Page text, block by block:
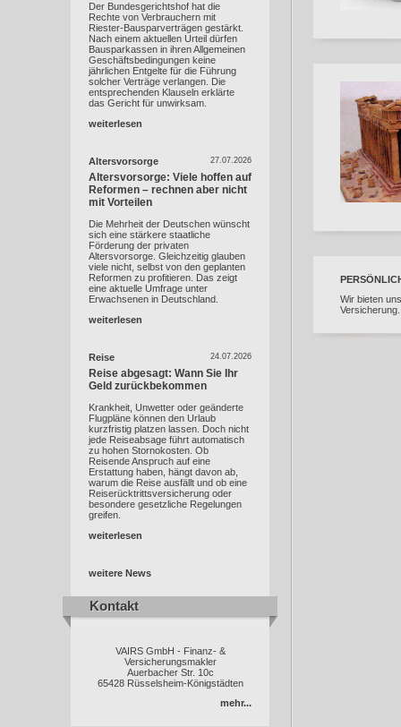
Der Bundesgerichtshof hat die
Rechte von Verbrauchern mit
Riester-Bausparverträgen gestärkt.
Nach einem aktuellen Urteil dürfen
Bausparkassen in ihren Allgemeinen
Geschäftsbedingungen keine
jährlichen Entgelte für die Führung
solcher Verträge verlangen. Die
entsprechenden Klauseln erklärte
das Gericht für unwirksam.
weiterlesen
27.07.2026
Altersvorsorge
Altersvorsorge: Viele hoffen auf
Reformen – rechnen aber nicht
mit Vorteilen
Die Mehrheit der Deutschen wünscht
sich eine stärkere staatliche
Förderung der privaten
Altersvorsorge. Gleichzeitig glauben
viele nicht, selbst von den geplanten
Reformen zu profitieren. Das zeigt
eine aktuelle Umfrage unter
Erwachsenen in Deutschland.
weiterlesen
24.07.2026
Reise
Reise abgesagt: Wann Sie Ihr
Geld zurückbekommen
Krankheit, Unwetter oder geänderte
Flugpläne können den Urlaub
kurzfristig platzen lassen. Doch nicht
jede Reiseabsage führt automatisch
zu hohen Stornokosten. Ob
Reisende Anspruch auf eine
Erstattung haben, hängt davon ab,
warum die Reise ausfällt und ob eine
Reiserücktrittsversicherung oder
besondere gesetzliche Regelungen
greifen.
weiterlesen
weitere News
Kontakt
Kontakt
VAIRS GmbH - Finanz- &
Versicherungsmakler
Auerbacher Str. 10c
65428 Rüsselsheim-Königstädten
mehr...
Wir bieten